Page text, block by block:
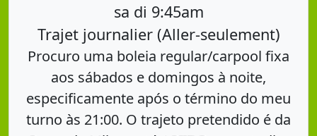
sa di 9:45am
Trajet journalier (Aller-seulement)
Procuro uma boleia regular/carpool fixa
aos sábados e domingos à noite,
especificamente após o término do meu
turno às 21:00. O trajeto pretendido é da